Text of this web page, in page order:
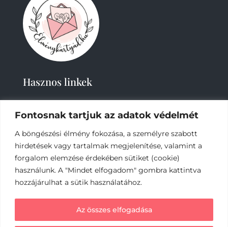
Fontosnak tartjuk az adatok védelmét
A böngészési élmény fokozása, a személyre szabott
hirdetések vagy tartalmak megjelenítése, valamint a
forgalom elemzése érdekében sütiket (cookie)
használunk. A "Mindet elfogadom" gombra kattintva
hozzájárulhat a sütik használatához.
Az összes elfogadása
Hasznos linkek
2019-2023 – Élménykártyád-Nagy Tímea © Minden
jog fenntartva.
Az online fizetést a Barion Payment Zrt. biztosítja,
MNB engedély száma: H-EN-I-1064/2013